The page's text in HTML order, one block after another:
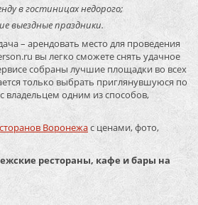
в гостиницах недорого;
выездные праздники.
– арендовать место для проведения
вы легко сможете снять удачное
собраны лучшие площадки во всех
только выбрать приглянувшуюся по
владельцем одним из способов,
Воронежас ценами, фото,
рестораны, кафе и бары на